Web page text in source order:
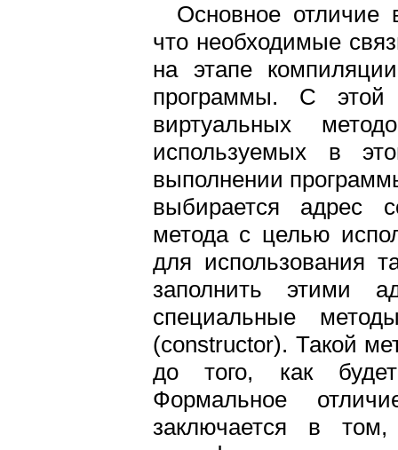
Основное отличие
что необходимые
на этапе
программы. С этой
виртуальных
используемых в
выполнении
выбирается адрес
метода с целью
для использования
заполнить этими
специальные
(constructor). Такой
до того, как
Формальное
заключается в том,